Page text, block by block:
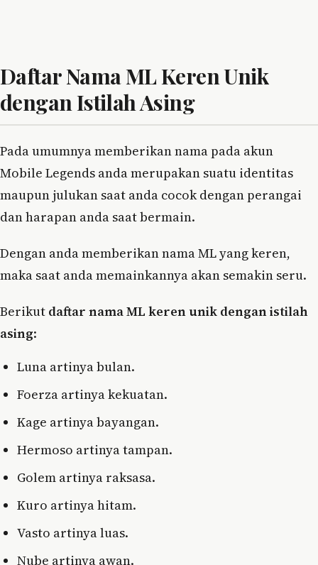
Daftar Nama ML Keren Unik
dengan Istilah Asing
Pada umumnya memberikan nama pada akun
Mobile Legends anda merupakan suatu identitas
maupun julukan saat anda cocok dengan perangai
dan harapan anda saat bermain.
Dengan anda memberikan nama ML yang keren,
maka saat anda memainkannya akan semakin seru.
Berikut daftar nama ML keren unik dengan istilah
asing:
Luna artinya bulan.
Foerza artinya kekuatan.
Kage artinya bayangan.
Hermoso artinya tampan.
Golem artinya raksasa.
Kuro artinya hitam.
Vasto artinya luas.
Nube artinya awan.